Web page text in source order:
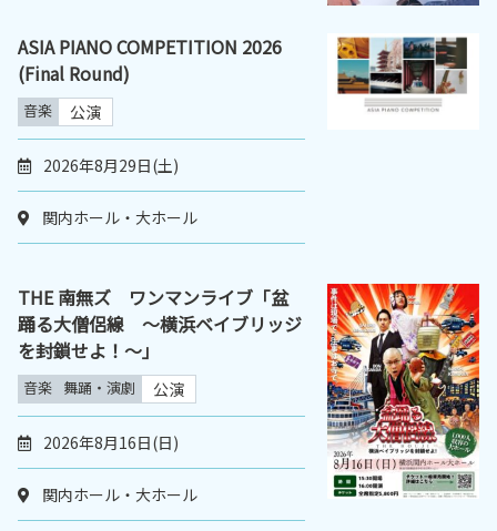
ASIA PIANO COMPETITION 2026
(Final Round)
音楽 公演
2026年8月29日(土)
関内ホール・大ホール
THE 南無ズ ワンマンライブ「盆
踊る大僧侶線 ～横浜ベイブリッジ
を封鎖せよ！～｣
音楽 舞踊・演劇 公演
2026年8月16日(日)
関内ホール・大ホール